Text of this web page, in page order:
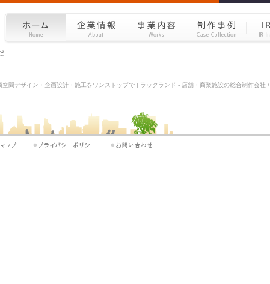
間デザイン・企画設計・施工をワンストップで | ラックランド - 店舗・商業施設の総合制作会社 /